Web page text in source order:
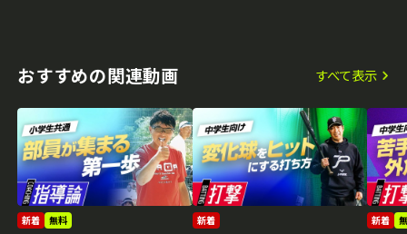
おすすめの関連動画 すべて表示
新着 無料 新着 新着